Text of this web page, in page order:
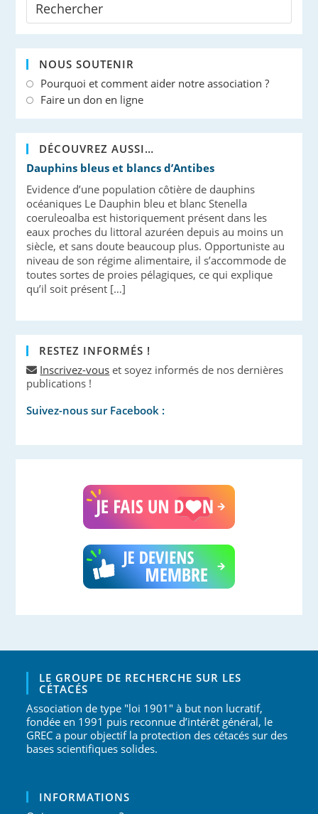
NOUS SOUTENIR
Pourquoi et comment aider notre association ?
Faire un don en ligne
DÉCOUVREZ AUSSI…
Dauphins bleus et blancs d’Antibes
Evidence d’une population côtière de dauphins
océaniques Le Dauphin bleu et blanc Stenella
coeruleoalba est historiquement présent dans les
eaux proches du littoral azuréen depuis au moins un
siècle, et sans doute beaucoup plus. Opportuniste au
niveau de son régime alimentaire, il s’accommode de
toutes sortes de proies pélagiques, ce qui explique
qu’il soit présent […]
RESTEZ INFORMÉS !
Inscrivez-vous et soyez informés de nos dernières
publications !
Suivez-nous sur Facebook :
LE GROUPE DE RECHERCHE SUR LES
CÉTACÉS
Association de type "loi 1901" à but non lucratif,
fondée en 1991 puis reconnue d’intérêt général, le
GREC a pour objectif la protection des cétacés sur des
bases scientifiques solides.
INFORMATIONS